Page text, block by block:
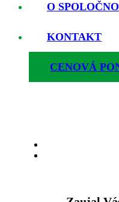
O
KONTAKT
CENOVÁ
Nízke požiadavky na
4 základné veľkosti +
Rozložitelný, ľahký,
ekologický a bez plastov